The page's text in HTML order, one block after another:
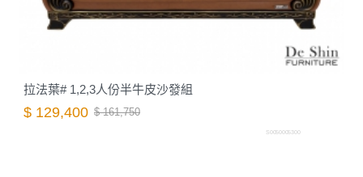
拉法葉# 1,2,3人份半牛皮沙發組
$ 129,400 $ 161,750
S0050005300